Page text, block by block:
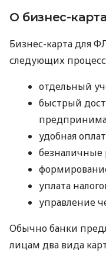
О бизнес-
Бизнес-карта для
следующих
отдельный
быстрый
удобная
безналичные
уплата
управление
Обычно банки
лицам два вида